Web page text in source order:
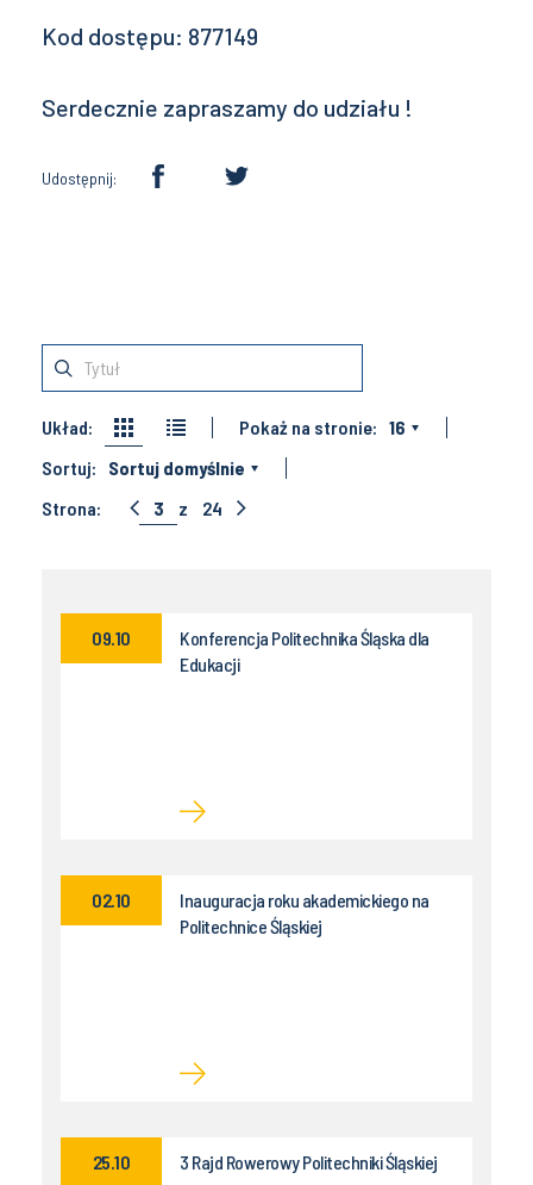
Kod dostępu: 877149
Serdecznie zapraszamy do udziału !
Udostępnij:
Układ: Pokaż na stronie: 16
Sortuj:
Sortuj domyślnie
Strona:
3 z 24
Konferencja Politechnika Śląska dla
Edukacji
09.10
Inauguracja roku akademickiego na
Politechnice Śląskiej
02.10
3 Rajd Rowerowy Politechniki Śląskiej
25.10